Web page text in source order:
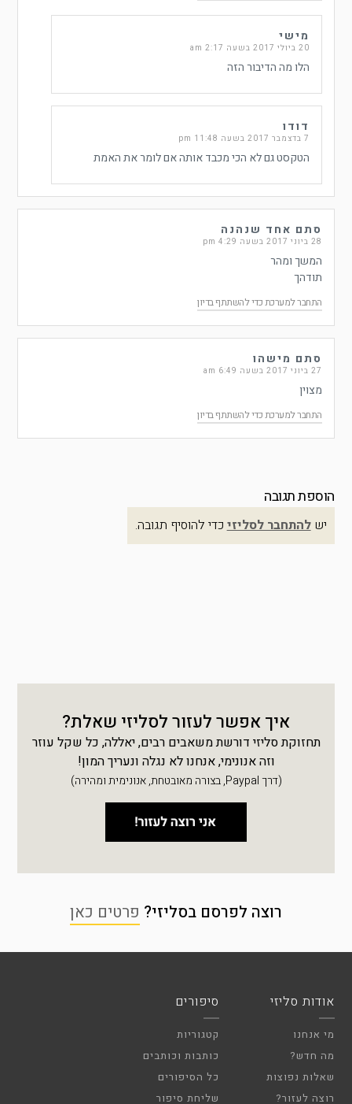
מישי
20 ביולי 2017 בשעה 2:17 am
הלו מה הדיבור הזה
דודו
7 בדצמבר 2017 בשעה 11:48 pm
הטקסט גם לא הכי מכבד אותה אם לומר את האמת
סתם אחד שנהנה
28 ביוני 2017 בשעה 4:29 pm
המשך ומהר
תודהך
התחבר למערכת כדי להשתתף בדיון
סתם מישהו
27 ביוני 2017 בשעה 6:49 am
מצוין
התחבר למערכת כדי להשתתף בדיון
הוספת תגובה
ישלהתחבר לסליזיכדי להוסיף תגובה.
איך אפשר לעזור לסליזי שאלת?
תחזוקת סליזי דורשת משאבים רבים, יאללה, כל שקל עוזר
וזה אנונימי, אנחנו לא נגלה ונעריך המון!
(דרך Paypal, בצורה מאובטחת, אנונימית ומהירה)
רוצה לפרסם בסליזי? פרטים כאן
אודות סליזי
מי אנחנו
מה חדש?
שאלות נפוצות
רוצה לעזור?
סיפורים
קטגוריות
כותבות וכותבים
כל הסיפורים
שליחת סיפור